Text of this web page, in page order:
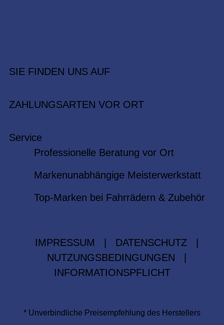
SIE FINDEN UNS AUF
ZAHLUNGSARTEN VOR ORT
Service
Professionelle Beratung vor Ort
Markenunabhängige Meisterwerkstatt
Top-Marken bei Fahrrädern & Zubehör
IMPRESSUM DATENSCHUTZ
NUTZUNGSBEDINGUNGEN
INFORMATIONSPFLICHT
* Unverbindliche Preisempfehlung des Herstellers